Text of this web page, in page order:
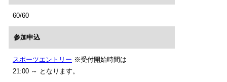
60/60
参加申込
スポーツエントリー ※受付開始時間は
21:00 ～ となります。